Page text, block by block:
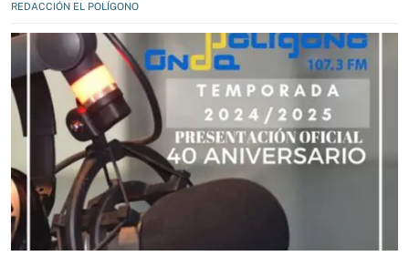
REDACCIÓN EL POLÍGONO